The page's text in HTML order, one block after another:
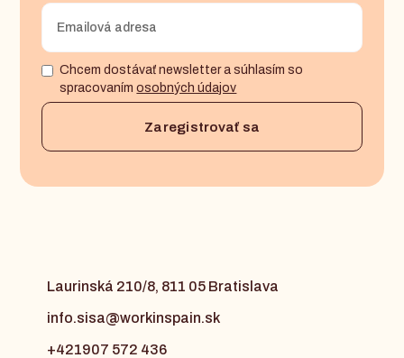
Chcem dostávať newsletter a súhlasím so
spracovanímosobných údajov
Laurinská 210/8, 811 05 Bratislava
info.sisa@workinspain.sk
+421907 572 436